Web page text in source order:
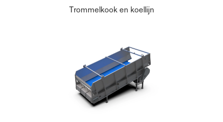
Trommelkook en koellijn